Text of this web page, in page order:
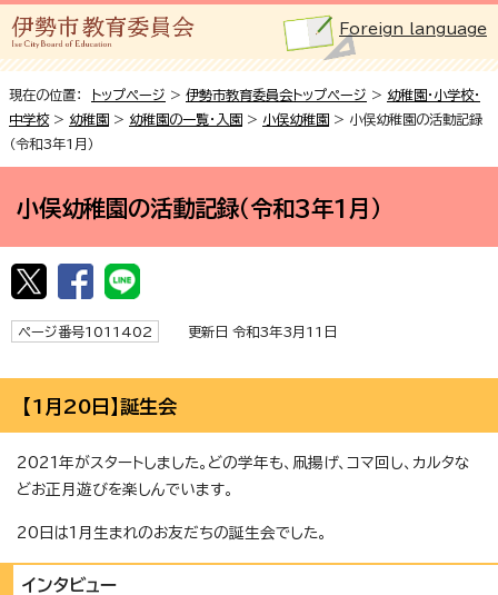
Foreign language
現在の位置： トップページ > 伊勢市教育委員会トップページ > 幼稚園・小学校・
中学校> 幼稚園 > 幼稚園の一覧・入園 > 小俣幼稚園 > 小俣幼稚園の活動記録
（令和3年1月）
小俣幼稚園の活動記録（令和3年1月）
ページ番号1011402 更新日 令和3年3月11日
【1月20日】誕生会
2021年がスタートしました。どの学年も、凧揚げ、コマ回し、カルタな
どお正月遊びを楽しんでいます。
20日は1月生まれのお友だちの誕生会でした。
インタビュー